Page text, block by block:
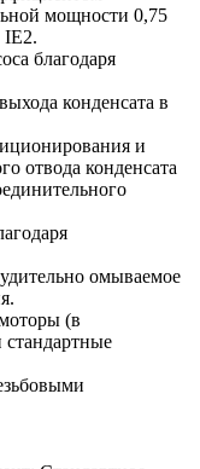
мощности 0,75
IE2.
благодаря
конденсата в
и
отвода конденсата
омываемое
(в